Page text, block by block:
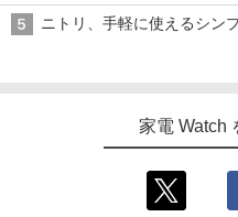
ニトリ、手軽に使えるシン
家電 Watch